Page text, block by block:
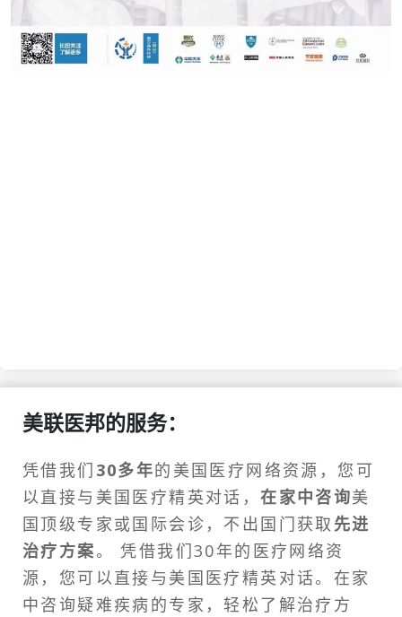
美联医邦的服务：
凭借我们 30多年的美国医疗网络资源，您可
以直接与美国医疗精英对话，在家中咨询美
国顶级专家或国际会诊 ，不出国门获取 先进
治疗方案。 凭借我们30年的医疗网络资
源，您可以直接与美国医疗精英对话。在家
中咨询疑难疾病的专家，轻松了解治疗方